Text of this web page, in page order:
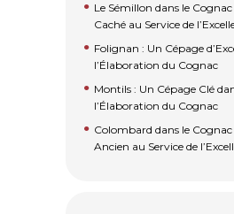
Le Sémillon dans le
Caché au Service de
Folignan : Un Cépage
l’Élaboration du Cognac
Montils : Un Cépage Clé
l’Élaboration du Cognac
Colombard dans le
Ancien au Service de